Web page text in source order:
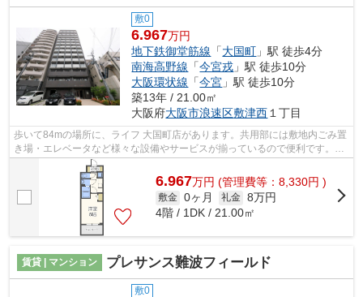
敷0
6.967万円
地下鉄御堂筋線 「大国町 」駅 徒歩4分
南海高野線 「今宮戎 」駅 徒歩10分
大阪環状線 「今宮 」駅 徒歩10分
築13年 / 21.00㎡
大阪府大阪市浪速区敷津西 １丁目
歩いて84mの場所に、ライフ 大国町店があります。共用部には敷地内ごみ置
き場・エレベータなど様々な設備やサービスが揃っているので便利です。15
階建てで街並みにも馴染んだ物件です...
6.967万円 (管理費等：8,330円 )
敷金 0ヶ月 礼金 8万円
4階 / 1DK / 21.00㎡
賃貸 | マンション プレサンス難波フィールド
敷0